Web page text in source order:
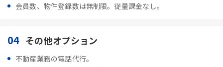
会員数、物件登録数は無制限。従量課金なし。
04 その他オプション
不動産業務の電話代行。